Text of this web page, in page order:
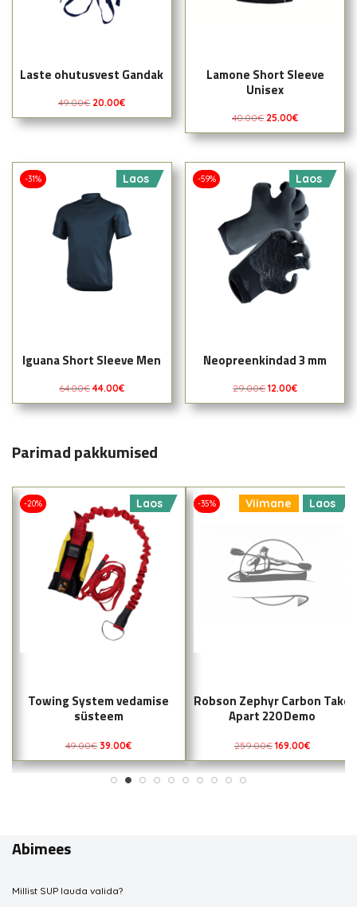
Laste ohutusvest Gandak
49.00€ 20.00€
Lamone Short Sleeve
Unisex
40.00€ 25.00€
-31% Laos
Iguana Short Sleeve Men
64.00€ 44.00€
-59% Laos
Neopreenkindad 3 mm
29.00€ 12.00€
Parimad pakkumised
-20% Laos
Towing System vedamise
süsteem
49.00€ 39.00€
-35% Viimane Laos
Robson Zephyr Carbon Take
Apart 220 Demo
259.00€ 169.00€
Abimees
Millist SUP lauda valida?